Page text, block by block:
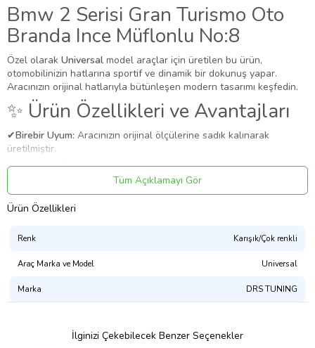
Bmw 2 Serisi Gran Turismo Oto
Branda Ince Müflonlu No:8
Özel olarak Universal model araçlar için üretilen bu ürün,
otomobilinizin hatlarına sportif ve dinamik bir dokunuş yapar.
Aracınızın orijinal hatlarıyla bütünleşen modern tasarımı keşfedin.
✨ Ürün Özellikleri ve Avantajları
✔Birebir Uyum: Aracınızın orijinal ölçülerine sadık kalınarak
üretilmiştir.
Aracınızın ölçülerine uygundur. Montaj işlemi el yatkınlığı
gerektirebilir.
Paket İçeriği
Güvenli Teslimat
Siparişleriniz darbe emici özel ambalajlarla, kargoda zarar
görmeyecek şekilde paketlenerek tarafınıza ulaştırılır. %100
kcm23979112
Tüm Açıklamayı Gör
Ürün Özellikleri
Renk Karışık/Çok renkli
Araç Marka ve Model Universal
Marka DRS TUNING
İlginizi Çekebilecek Benzer Seçenekler